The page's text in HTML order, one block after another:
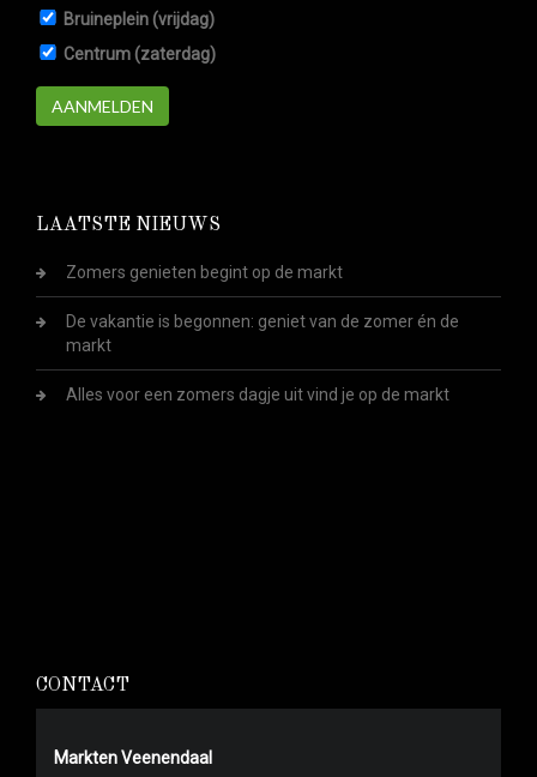
Bruineplein (vrijdag)
Centrum (zaterdag)
AANMELDEN
LAATSTE NIEUWS
Zomers genieten begint op de markt
De vakantie is begonnen: geniet van de zomer én de
markt
Alles voor een zomers dagje uit vind je op de markt
CONTACT
Markten Veenendaal